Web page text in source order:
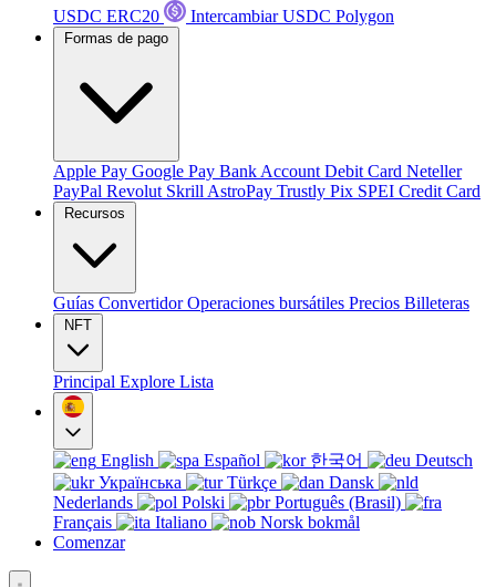
USDC ERC20
Intercambiar USDC Polygon
Formas de pago
Apple Pay Google Pay Bank Account Debit Card Neteller
PayPal Revolut Skrill AstroPay Trustly Pix SPEI Credit Card
Recursos
Guías ConvertidorOperaciones bursátiles Precios Billeteras
NFT
Principal Explore Lista
English Español 한국어
Deutsch
Українська
Türkçe
Dansk
Nederlands
Polski
Português (Brasil)
Français
Italiano
Norsk bokmål
Comenzar